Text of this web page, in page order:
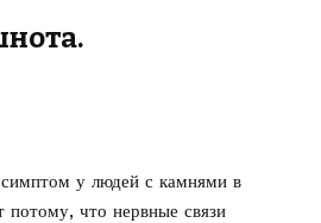
у людей с камнями в
потому, что нервные связи